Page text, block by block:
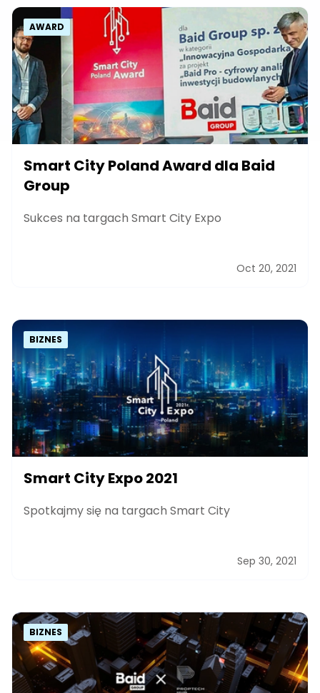
AWARD
Smart City Poland Award dla Baid
Group
Sukces na targach Smart City Expo
Oct 20, 2021
BIZNES
Smart City Expo 2021
Spotkajmy się na targach Smart City
Sep 30, 2021
BIZNES